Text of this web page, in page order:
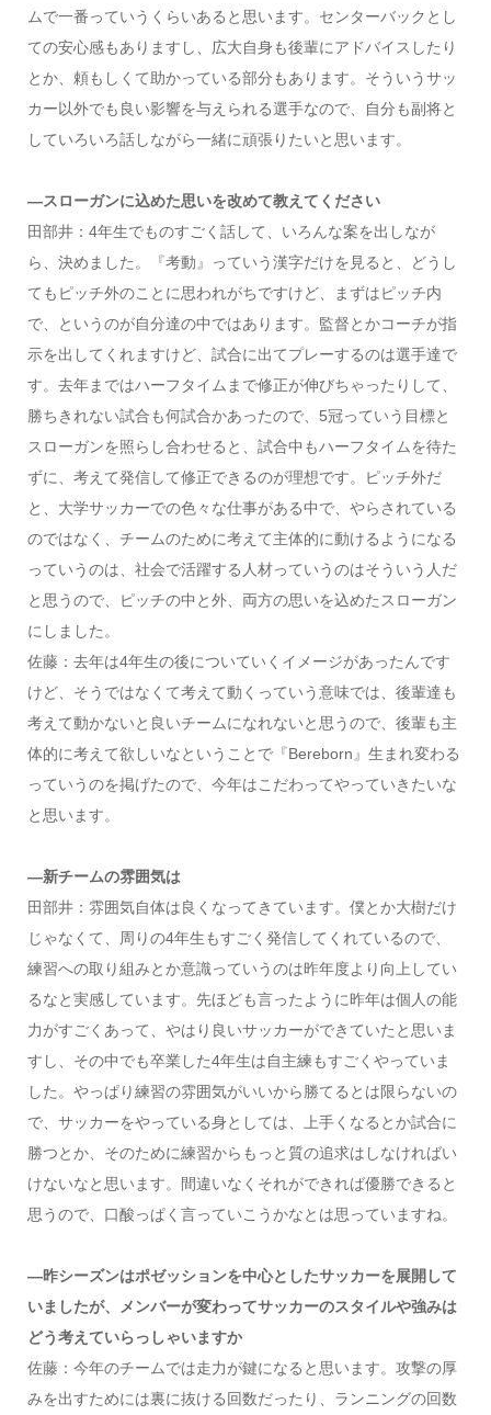
ムで一番っていうくらいあると思います。センターバックとし
ての安心感もありますし、広大自身も後輩にアドバイスしたり
とか、頼もしくて助かっている部分もあります。そういうサッ
カー以外でも良い影響を与えられる選手なので、自分も副将と
していろいろ話しながら一緒に頑張りたいと思います。
―スローガンに込めた思いを改めて教えてください
田部井：4年生でものすごく話して、いろんな案を出しなが
ら、決めました。『考動』っていう漢字だけを見ると、どうし
てもピッチ外のことに思われがちですけど、まずはピッチ内
で、というのが自分達の中ではあります。監督とかコーチが指
示を出してくれますけど、試合に出てプレーするのは選手達で
す。去年まではハーフタイムまで修正が伸びちゃったりして、
勝ちきれない試合も何試合かあったので、5冠っていう目標と
スローガンを照らし合わせると、試合中もハーフタイムを待た
ずに、考えて発信して修正できるのが理想です。ピッチ外だ
と、大学サッカーでの色々な仕事がある中で、やらされている
のではなく、チームのために考えて主体的に動けるようになる
っていうのは、社会で活躍する人材っていうのはそういう人だ
と思うので、ピッチの中と外、両方の思いを込めたスローガン
にしました。
佐藤：去年は4年生の後についていくイメージがあったんです
けど、そうではなくて考えて動くっていう意味では、後輩達も
考えて動かないと良いチームになれないと思うので、後輩も主
体的に考えて欲しいなということで『Bereborn』生まれ変わる
っていうのを掲げたので、今年はこだわってやっていきたいな
と思います。
―新チームの雰囲気は
田部井：雰囲気自体は良くなってきています。僕とか大樹だけ
じゃなくて、周りの4年生もすごく発信してくれているので、
練習への取り組みとか意識っていうのは昨年度より向上してい
るなと実感しています。先ほども言ったように昨年は個人の能
力がすごくあって、やはり良いサッカーができていたと思いま
すし、その中でも卒業した4年生は自主練もすごくやっていま
した。やっぱり練習の雰囲気がいいから勝てるとは限らないの
で、サッカーをやっている身としては、上手くなるとか試合に
勝つとか、そのために練習からもっと質の追求はしなければい
けないなと思います。間違いなくそれができれば優勝できると
思うので、口酸っぱく言っていこうかなとは思っていますね。
―昨シーズンはポゼッションを中心としたサッカーを展開して
いましたが、メンバーが変わってサッカーのスタイルや強みは
どう考えていらっしゃいますか
佐藤：今年のチームでは走力が鍵になると思います。攻撃の厚
みを出すためには裏に抜ける回数だったり、ランニングの回数